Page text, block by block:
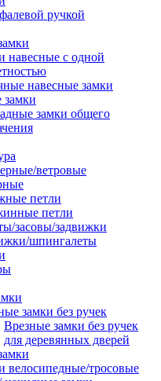
ручкой
навесные с одной
навесные замки
замки
замки общего
ветровые
петли
петли
засовы/задвижки
шпингалеты
замки без ручек
Врезные замки без ручек
для деревянных дверей
велосипедные/тросовые